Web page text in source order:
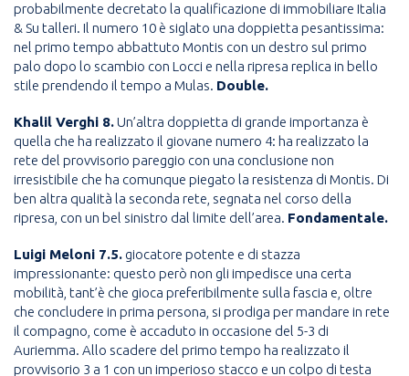
probabilmente decretato la qualificazione di immobiliare Italia
& Su talleri. Il numero 10 è siglato una doppietta pesantissima:
nel primo tempo abbattuto Montis con un destro sul primo
palo dopo lo scambio con Locci e nella ripresa replica in bello
stile prendendo il tempo a Mulas. Double.
Khalil Verghi 8.Un’altra doppietta di grande importanza è
quella che ha realizzato il giovane numero 4: ha realizzato la
rete del provvisorio pareggio con una conclusione non
irresistibile che ha comunque piegato la resistenza di Montis. Di
ben altra qualità la seconda rete, segnata nel corso della
ripresa, con un bel sinistro dal limite dell’area. Fondamentale.
Luigi Meloni 7.5. giocatore potente e di stazza
impressionante: questo però non gli impedisce una certa
mobilità, tant’è che gioca preferibilmente sulla fascia e, oltre
che concludere in prima persona, si prodiga per mandare in rete
il compagno, come è accaduto in occasione del 5-3 di
Auriemma. Allo scadere del primo tempo ha realizzato il
provvisorio 3 a 1 con un imperioso stacco e un colpo di testa